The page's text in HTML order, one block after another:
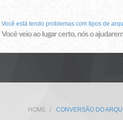
Você está tendo problemas com tipos de
Você veio ao lugar certo, nós o
HOME CONVERSÃO DO